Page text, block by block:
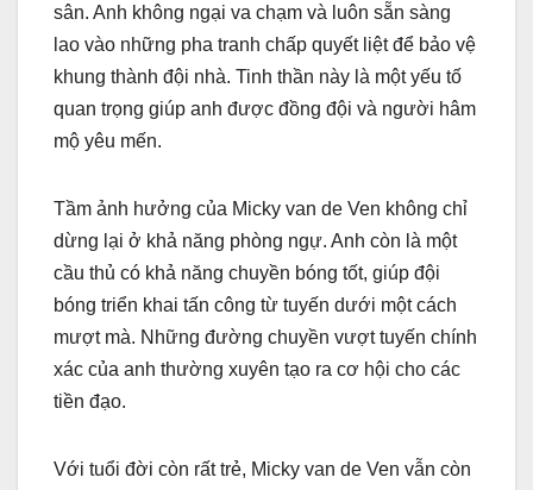
sân. Anh không ngại va chạm và luôn sẵn sàng
lao vào những pha tranh chấp quyết liệt để bảo vệ
khung thành đội nhà. Tinh thần này là một yếu tố
quan trọng giúp anh được đồng đội và người hâm
mộ yêu mến.
Tầm ảnh hưởng của Micky van de Ven không chỉ
dừng lại ở khả năng phòng ngự. Anh còn là một
cầu thủ có khả năng chuyền bóng tốt, giúp đội
bóng triển khai tấn công từ tuyến dưới một cách
mượt mà. Những đường chuyền vượt tuyến chính
xác của anh thường xuyên tạo ra cơ hội cho các
tiền đạo.
Với tuổi đời còn rất trẻ, Micky van de Ven vẫn còn